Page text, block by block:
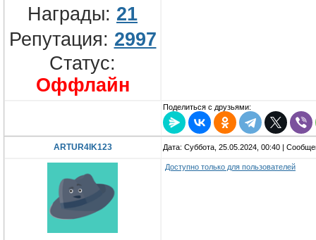
Награды: 21
Репутация: 2997
Статус:
Оффлайн
Поделиться с друзьями:
ARTUR4IK123 Дата: Суббота, 25.05.2024, 00:40 |
Доступно только для пользователей